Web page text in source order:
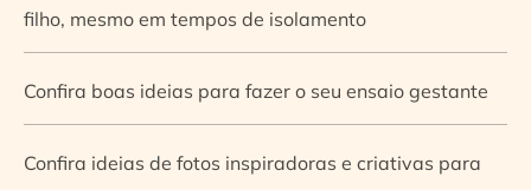
filho, mesmo em tempos de isolamento
Confira boas ideias para fazer o seu ensaio gestante
Confira ideias de fotos inspiradoras e criativas para